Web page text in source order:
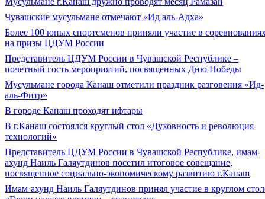
Чувашские мусульмане отмечают «Ид аль-Адха»
Более 100 юных спортсменов приняли участие в
на призы ЦДУМ России
Представитель ЦДУМ России в Чувашской Республике –
почетный гость мероприятий, посвященных Дню Победы
Мусульмане города Канаш отметили праздник разговения «Ид-
аль-Фитр»
В городе Канаш проходят ифтары
В г.Канаш состоялся круглый стол «Духовность и революция
технологий»
Представитель ЦДУМ России в Чувашской Республике, имам-
ахунд Наиль Галяутдинов посетил итоговое совещание,
посвященное социально-экономическому развитию г.Канаш
Имам-ахунд Наиль Галяутдинов принял участие в круглом